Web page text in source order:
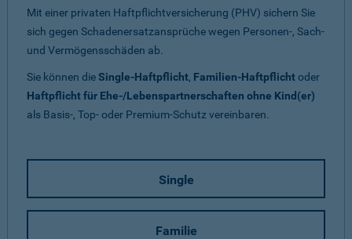
Mit einer privaten Haftpflichtversicherung (PHV) sichern Sie
sich gegen Schadenersatzansprüche wegen Personen-, Sach-
und Vermögensschäden ab.
Sie können dieSingle-Haftpflicht, Familien-Haftpflichtoder
Haftpflicht für Ehe-/Lebenspartnerschaften ohne Kind(er)
als Basis-, Top- oder Premium-Schutz vereinbaren.
Single
Familie